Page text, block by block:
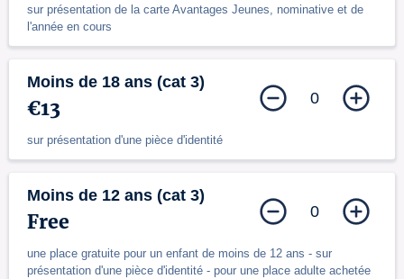
sur présentation de la carte Avantages Jeunes, nominative et de
l'année en cours
Moins de 18 ans (cat 3)
€13
sur présentation d'une pièce d'identité
0
Moins de 12 ans (cat 3)
Free
une place gratuite pour un enfant de moins de 12 ans - sur
présentation d'une pièce d'identité - pour une place adulte achetée
0